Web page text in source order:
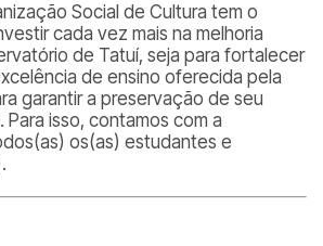
Social de Cultura tem o
cada vez mais na melhoria
de Tatuí, seja para fortalecer
de ensino oferecida pela
garantir a preservação de seu
Para isso, contamos com a
os(as) estudantes e